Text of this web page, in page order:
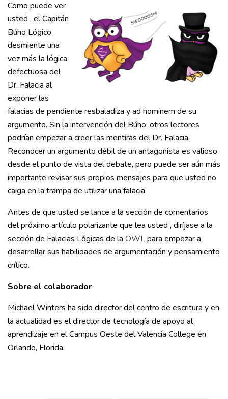
Como puede ver
usted , el Capitán
Búho Lógico
desmiente una
vez más la lógica
defectuosa del
Dr. Falacia al
exponer las
falacias de pendiente resbaladiza y ad hominem de su
argumento. Sin la intervención del Búho, otros lectores
podrían empezar a creer las mentiras del Dr. Falacia.
Reconocer un argumento débil de un antagonista es valioso
desde el punto de vista del debate, pero puede ser aún más
importante revisar sus propios mensajes para que usted no
caiga en la trampa de utilizar una falacia.
Antes de que usted se lance a la sección de comentarios
del próximo artículo polarizante que lea usted , diríjase a la
sección de Falacias Lógicas de la OWLpara empezar a
desarrollar sus habilidades de argumentación y pensamiento
crítico.
Sobre el colaborador
Michael Winters ha sido director del centro de escritura y en
la actualidad es el director de tecnología de apoyo al
aprendizaje en el Campus Oeste del Valencia College en
Orlando, Florida.